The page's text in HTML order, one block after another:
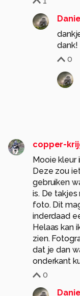
dank!
0
copper-
Mooie kleur
Deze zou
gebruiken
is. De
foto. Dit
inderdaad
Helaas kan
zien.
dat je dan
onderkant
0